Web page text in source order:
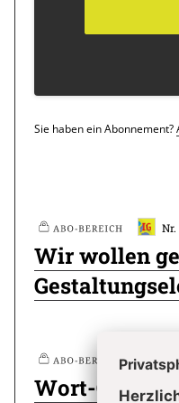
Sie haben ein Abonnement?
Plus
Wir wollen
Plus
Nr.
Wort-Gottes-